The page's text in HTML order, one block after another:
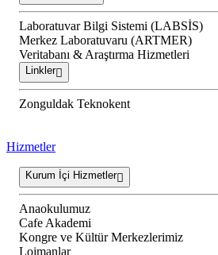
Laboratuvar Bilgi Sistemi (LABSİS)
Merkez Laboratuvaru (ARTMER)
Veritabanı & Araştırma Hizmetleri
Linkler
Zonguldak Teknokent
Hizmetler
Kurum İçi Hizmetler
Anaokulumuz
Cafe Akademi
Kongre ve Kültür Merkezlerimiz
Lojmanlar